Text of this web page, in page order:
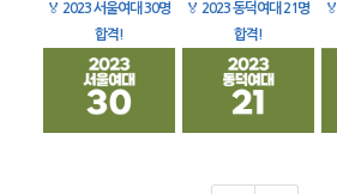
🏅 2023 서울여대 30명
합격!
🏅 2023 동덕여대 21명
합격!
🏅